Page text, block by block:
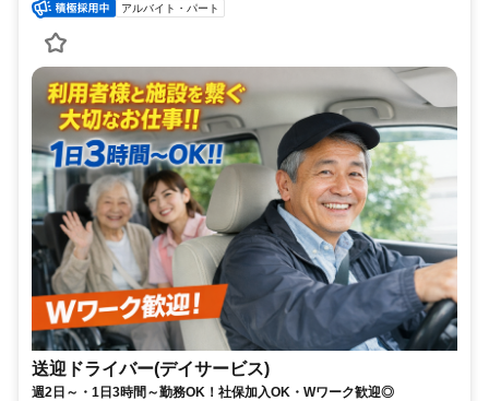
アルバイト・パート
送迎ドライバー(デイサービス)
週2日～・1日3時間～勤務OK！社保加入OK・Wワーク歓迎◎